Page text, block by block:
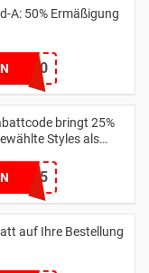
A: 50% Ermäßigung
bringt 25%
Styles als
auf Ihre Bestellung